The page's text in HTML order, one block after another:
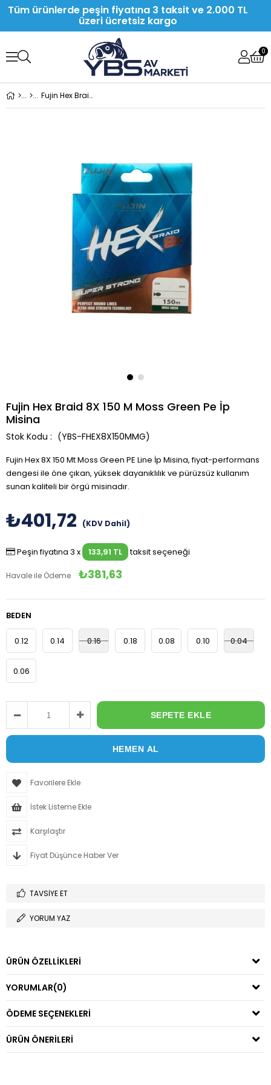
Tüm ürünlerde peşin fiyatına 3 taksit ve 2.000 TL
üzeri ücretsiz kargo
0
Fujin Hex Braid 8X 150 M Moss Green Pe İp Misina
Fujin Hex Braid 8X 150 M Moss Green Pe İp
Misina
(YBS-FHEX8X150MMG)
Fujin Hex 8X 150 Mt Moss Green PE Line İp Misina, fiyat-performans
dengesi ile öne çıkan, yüksek dayanıklılık ve pürüzsüz kullanım
sunan kaliteli bir örgü misinadır.
₺401,72 (KDV Dahil)
Peşin fiyatına 3 x 133,91 TL taksit seçeneği
Havale ile Ödeme ₺381,63
BEDEN
0.12 0.14 0.16 0.18 0.08 0.10 0.04
0.06
Favorilere Ekle
İstek Listeme Ekle
Karşılaştır
Fiyat Düşünce Haber Ver
TAVSIYE ET
YORUM YAZ
ÜRÜN ÖZELLIKLERI
YORUMLAR(0)
ÖDEME SEÇENEKLERI
ÜRÜN ÖNERILERI